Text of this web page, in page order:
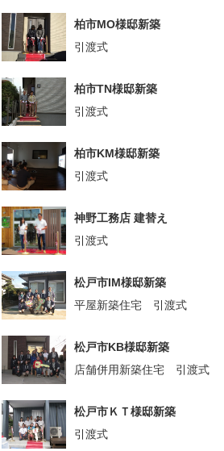
柏市MO様邸新築
引渡式
柏市TN様邸新築
引渡式
柏市KM様邸新築
引渡式
神野工務店 建替え
引渡式
松戸市IM様邸新築
平屋新築住宅 引渡式
松戸市KB様邸新築
店舗併用新築住宅 引渡式
松戸市ＫＴ様邸新築
引渡式